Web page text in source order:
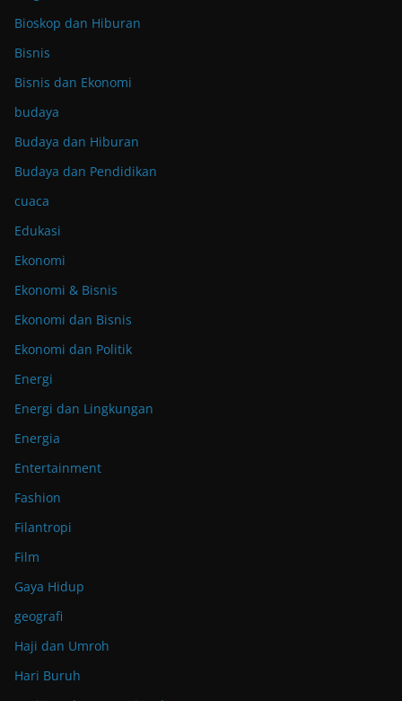
Bioskop dan Hiburan
Bisnis
Bisnis dan Ekonomi
budaya
Budaya dan Hiburan
Budaya dan Pendidikan
cuaca
Edukasi
Ekonomi
Ekonomi & Bisnis
Ekonomi dan Bisnis
Ekonomi dan Politik
Energi
Energi dan Lingkungan
Energia
Entertainment
Fashion
Filantropi
Film
Gaya Hidup
geografi
Haji dan Umroh
Hari Buruh